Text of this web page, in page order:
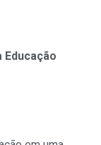
Educação